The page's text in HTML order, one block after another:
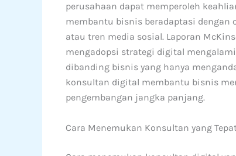
perusahaan dapat memperoleh
membantu bisnis beradaptasi dengan
atau tren media sosial. Laporan
mengadopsi strategi digital
dibanding bisnis yang hanya
konsultan digital membantu bisnis
pengembangan jangka panjang.
Cara Menemukan Konsultan yang